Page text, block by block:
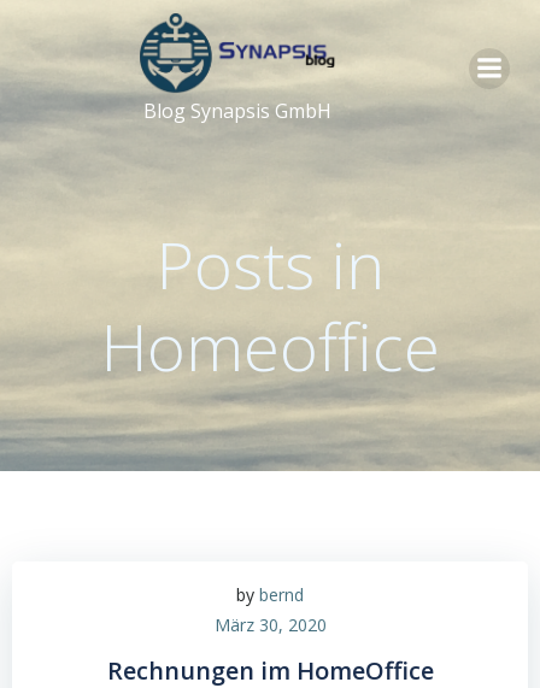
Inhalt
springen
Blog Synapsis GmbH
Posts in
Homeoffice
by bernd
März 30, 2020
Rechnungen im HomeOffice